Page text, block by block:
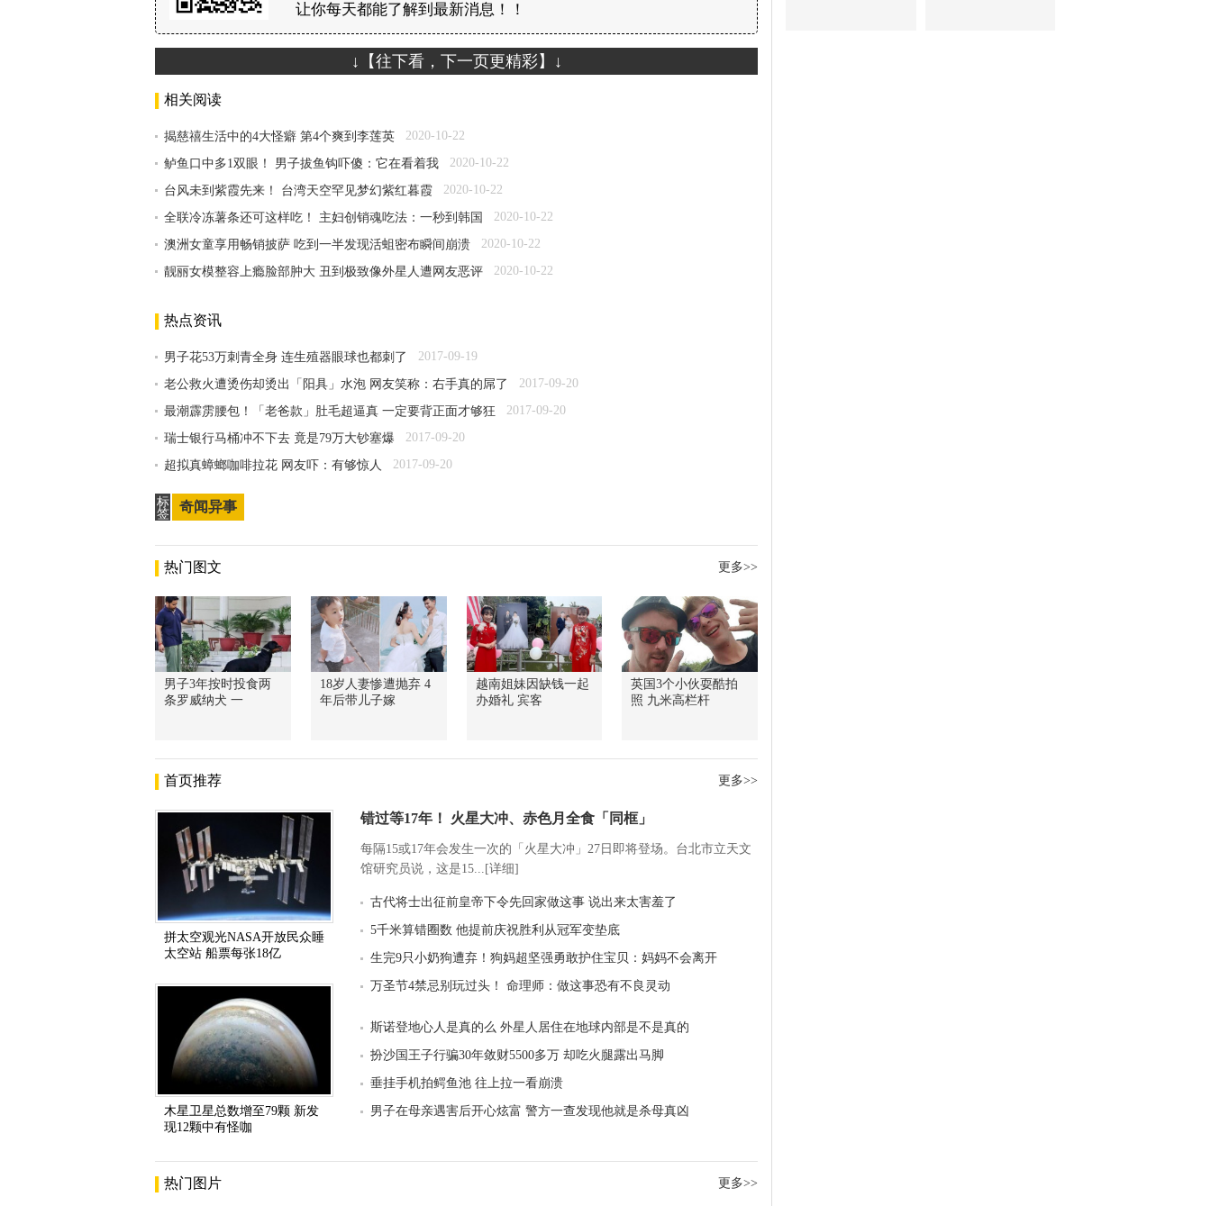
让你每天都能了解到最新消息！！
↓【往下看，下一页更精彩】↓
相关阅读
揭慈禧生活中的4大怪癖 第4个爽到李莲英 2020-10-22
鲈鱼口中多1双眼！ 男子拔鱼钩吓傻：它在看着我 2020-10-22
台风未到紫霞先来！ 台湾天空罕见梦幻紫红暮霞 2020-10-22
全联冷冻薯条还可这样吃！ 主妇创销魂吃法：一秒到韩国 2020-10-22
澳洲女童享用畅销披萨 吃到一半发现活蛆密布瞬间崩溃 2020-10-22
靓丽女模整容上瘾脸部肿大 丑到极致像外星人遭网友恶评 2020-10-22
热点资讯
男子花53万刺青全身 连生殖器眼球也都刺了 2017-09-19
老公救火遭烫伤却烫出「阳具」水泡 网友笑称：右手真的屌了 2017-09-20
最潮霹雳腰包！「老爸款」肚毛超逼真 一定要背正面才够狂 2017-09-20
瑞士银行马桶冲不下去 竟是79万大钞塞爆 2017-09-20
超拟真蟑螂咖啡拉花 网友吓：有够惊人 2017-09-20
标
签
奇闻异事
热门图文 更多>>
男子3年按时投食两
条罗威纳犬 一
18岁人妻惨遭抛弃 4
年后带儿子嫁
越南姐妹因缺钱一起
办婚礼 宾客
英国3个小伙耍酷拍
照 九米高栏杆
首页推荐 更多>>
拼太空观光NASA开放民众睡
太空站 船票每张18亿
木星卫星总数增至79颗 新发
现12颗中有怪咖
错过等17年！ 火星大冲、赤色月全食「同框」
每隔15或17年会发生一次的「火星大冲」27日即将登场。台北市立天文
馆研究员说，这是15...[详细]
古代将士出征前皇帝下令先回家做这事 说出来太害羞了
5千米算错圈数 他提前庆祝胜利从冠军变垫底
生完9只小奶狗遭弃！狗妈超坚强勇敢护住宝贝：妈妈不会离开
万圣节4禁忌别玩过头！ 命理师：做这事恐有不良灵动
斯诺登地心人是真的么 外星人居住在地球内部是不是真的
扮沙国王子行骗30年敛财5500多万 却吃火腿露出马脚
垂挂手机拍鳄鱼池 往上拉一看崩溃
男子在母亲遇害后开心炫富 警方一查发现他就是杀母真凶
热门图片 更多>>